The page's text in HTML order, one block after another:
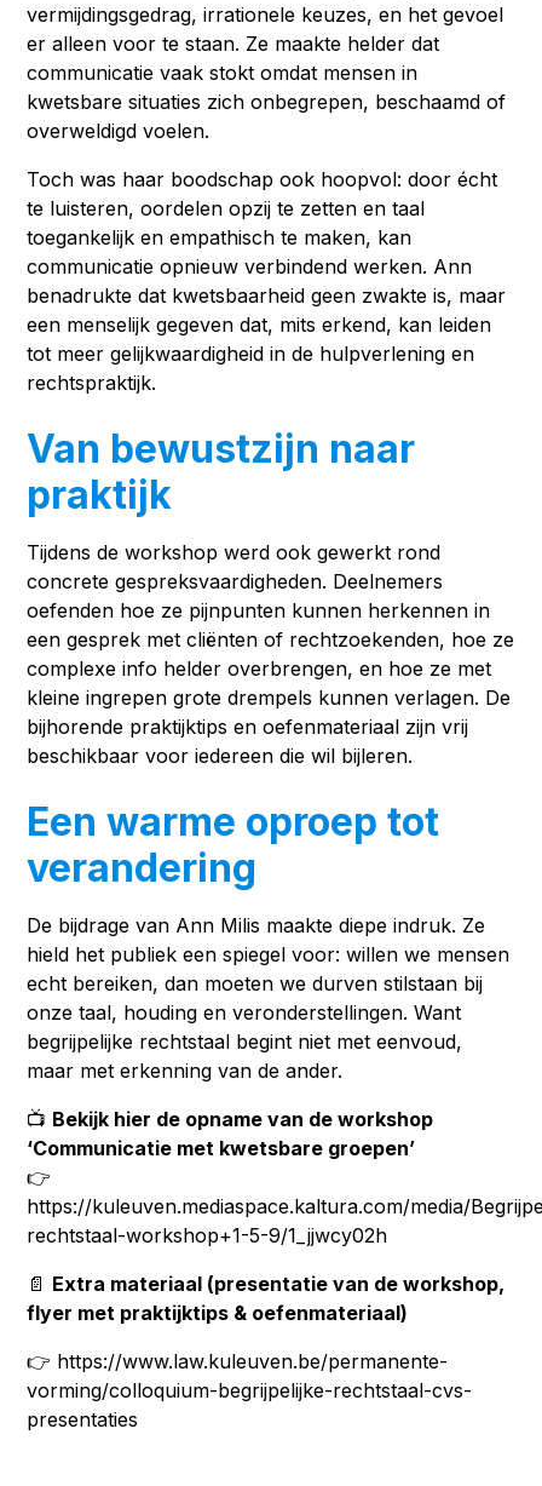
vermijdingsgedrag, irrationele keuzes, en het gevoel
er alleen voor te staan. Ze maakte helder dat
communicatie vaak stokt omdat mensen in
kwetsbare situaties zich onbegrepen, beschaamd of
overweldigd voelen.
Toch was haar boodschap ook hoopvol: door écht
te luisteren, oordelen opzij te zetten en taal
toegankelijk en empathisch te maken, kan
communicatie opnieuw verbindend werken. Ann
benadrukte dat kwetsbaarheid geen zwakte is, maar
een menselijk gegeven dat, mits erkend, kan leiden
tot meer gelijkwaardigheid in de hulpverlening en
rechtspraktijk.
Van bewustzijn naar
praktijk
Tijdens de workshop werd ook gewerkt rond
concrete gespreksvaardigheden. Deelnemers
oefenden hoe ze pijnpunten kunnen herkennen in
een gesprek met cliënten of rechtzoekenden, hoe ze
complexe info helder overbrengen, en hoe ze met
kleine ingrepen grote drempels kunnen verlagen. De
bijhorende praktijktips en oefenmateriaal zijn vrij
beschikbaar voor iedereen die wil bijleren.
Een warme oproep tot
verandering
De bijdrage van Ann Milis maakte diepe indruk. Ze
hield het publiek een spiegel voor: willen we mensen
echt bereiken, dan moeten we durven stilstaan bij
onze taal, houding en veronderstellingen. Want
begrijpelijke rechtstaal begint niet met eenvoud,
maar met erkenning van de ander.
📺 Bekijk hier de opname van de workshop
‘Communicatie met kwetsbare groepen’
👉
https://kuleuven.mediaspace.kaltura.com/media/
rechtstaal-workshop+1-5-9/1_jjwcy02h
📄 Extra materiaal (presentatie van de workshop,
flyer met praktijktips & oefenmateriaal)
👉 https://www.law.kuleuven.be/permanente-
vorming/colloquium-begrijpelijke-rechtstaal-cvs-
presentaties